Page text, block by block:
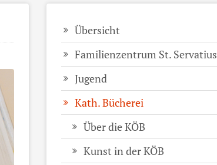
Übersicht
Familienzentrum St. Servatius
Jugend
Kath. Bücherei
Über die KÖB
Kunst in der KÖB